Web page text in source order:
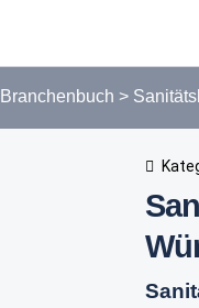
Branchenbuch >